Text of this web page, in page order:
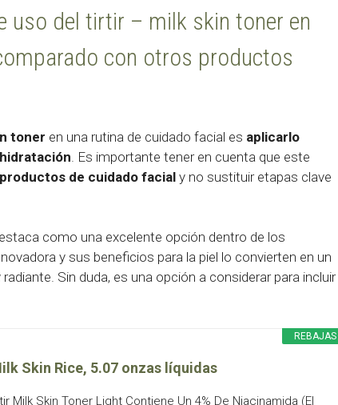
uso del tirtir – milk skin toner en
con otros productos
toner en una rutina de cuidado facial es aplicarlo
. Es importante tener en cuenta que este
de cuidado facial y no sustituir etapas clave
como una excelente opción dentro de los
y sus beneficios para la piel lo convierten en un
Sin duda, es una opción a considerar para incluir
REBAJAS
Skin Rice, 5.07 onzas líquidas
Milk Skin Toner Light Contiene Un 4% De Niacinamida (El